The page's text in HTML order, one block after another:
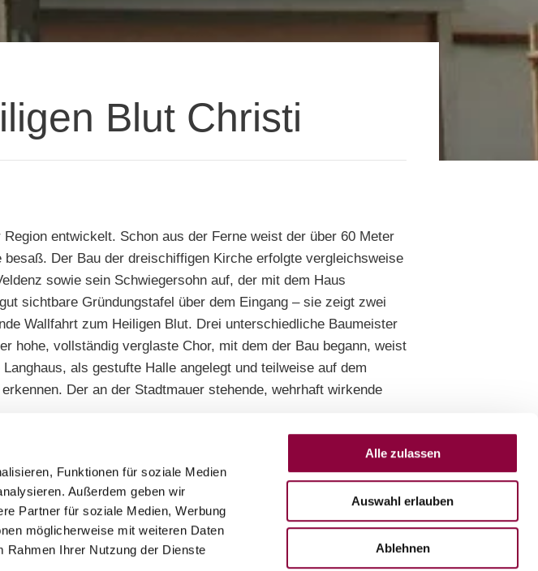
Funktionen für soziale Medien
Außerdem geben wir
Partner für soziale Medien, Werbung
möglicherweise mit weiteren Daten
Rahmen Ihrer Nutzung der Dienste
Alle zulassen
Auswahl erlauben
Ablehnen
Blut Christi
entwickelt. Schon aus der Ferne weist der über 60 Meter
Der Bau der dreischiffigen Kirche erfolgte vergleichsweise
sowie sein Schwiegersohn auf, der mit dem Haus
sichtbare Gründungstafel über dem Eingang – sie zeigt zwei
Wallfahrt zum Heiligen Blut. Drei unterschiedliche Baumeister
hohe, vollständig verglaste Chor, mit dem der Bau begann, weist
als gestufte Halle angelegt und teilweise auf dem
Der an der Stadtmauer stehende, wehrhaft wirkende